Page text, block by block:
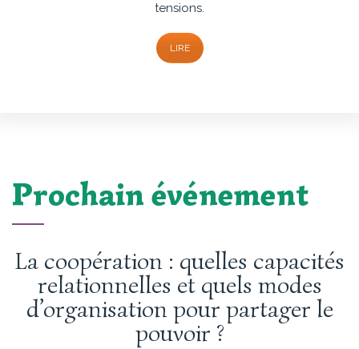
tensions.
LIRE
Prochain événement
La coopération : quelles capacités
relationnelles et quels modes
d’organisation pour partager le
pouvoir ?